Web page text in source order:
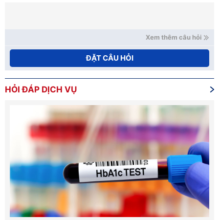
Xem thêm câu hỏi
ĐẶT CÂU HỎI
HỎI ĐÁP DỊCH VỤ